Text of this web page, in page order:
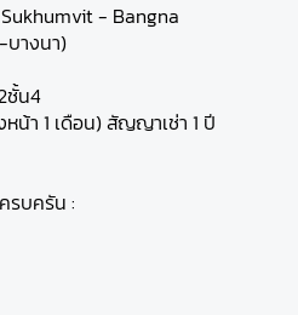
Sukhumvit - Bangna
บางนา)
ชั้น4
น้า 1 เดือน) สัญญาเช่า 1 ปี
รบครัน :